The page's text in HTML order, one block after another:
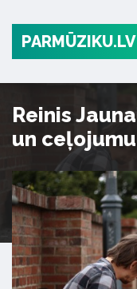
PARMŪZIKU.LV
Reinis
un